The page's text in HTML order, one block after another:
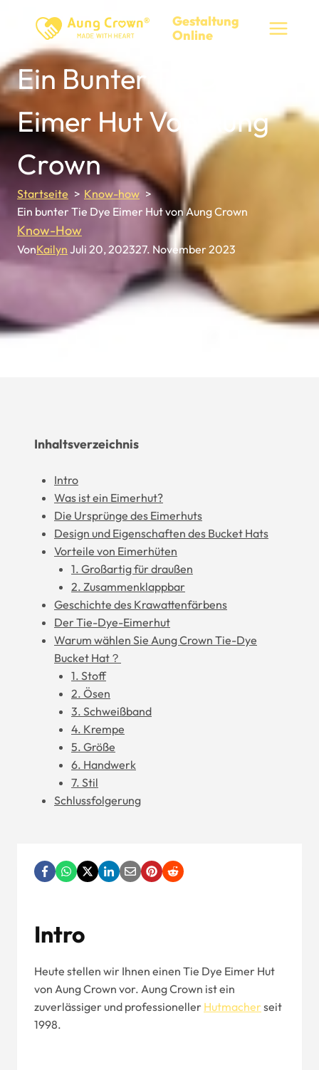
Gestaltung
Online
Ein Bunter Tie Dye
Eimer Hut Von Aung
Crown
Startseite
Know-how
Ein bunter Tie Dye Eimer Hut von Aung Crown
Know-How
VonKailyn Juli 20, 202327. November 2023
Inhaltsverzeichnis
Intro
Was ist ein Eimerhut?
Die Ursprünge des Eimerhuts
Design und Eigenschaften des Bucket Hats
Vorteile von Eimerhüten
1. Großartig für draußen
2. Zusammenklappbar
Geschichte des Krawattenfärbens
Der Tie-Dye-Eimerhut
Warum wählen Sie Aung Crown Tie-Dye
Bucket Hat？
1. Stoff
2. Ösen
3. Schweißband
4. Krempe
5. Größe
6. Handwerk
7. Stil
Schlussfolgerung
Intro
Heute stellen wir Ihnen einen Tie Dye Eimer Hut
von Aung Crown vor. Aung Crown ist ein
zuverlässiger und professioneller Hutmacher seit
1998.